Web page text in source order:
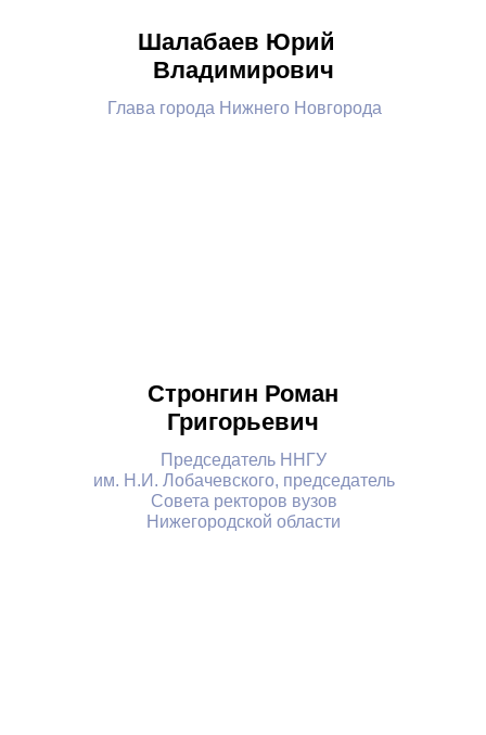
Председатель ННГУ
им. Н.И. Лобачевского, председатель
Совета ректоров вузов
Нижегородской области
Стронгин Роман
Григорьевич
Шалабаев Юрий
Владимирович
Глава города Нижнего Новгорода